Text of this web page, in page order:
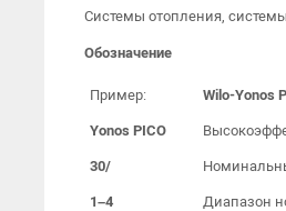
Системы отопления,
Обозначение
Пример: Wilo-Yonos
Yonos PICO
30/
1–4 Диапазон